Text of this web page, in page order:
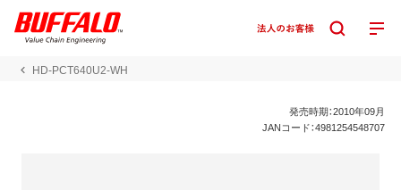
HD-PCT640U2-WH
発売時期：2010年09月
JANコード：4981254548707